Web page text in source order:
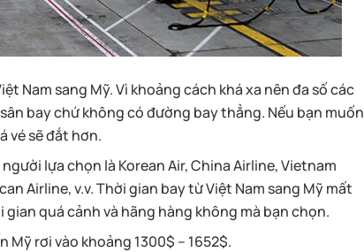
Nam sang Mỹ. Vì khoảng cách khá xa nên đa số các
bay chứ không có đường bay thẳng. Nếu bạn muốn
vé sẽ đắt hơn.
lựa chọn là Korean Air, China Airline, Vietnam
Airline, v.v. Thời gian bay từ Việt Nam sang Mỹ mất
quá cảnh và hãng hàng không mà bạn chọn.
Mỹ rơi vào khoảng 1300$ – 1652$.